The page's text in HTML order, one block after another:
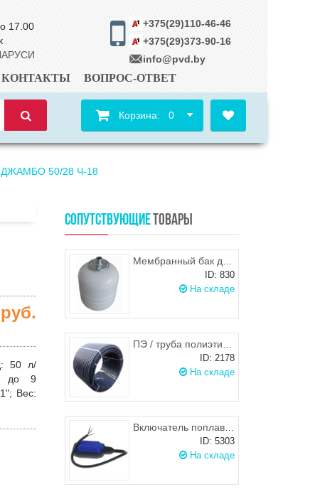
17.00
+375(29)110-46-46
+375(29)373-90-16
info@pvd.by
КОНТАКТЫ ВОПРОС-ОТВЕТ
Корзина: 0
ДЖАМБО 50/28 Ч-18
руб.
50 л/
до 9
1"; Вес:
СОПУТСТВУЮЩИЕТОВАРЫ
Мембранный бак для ГВС и гелиосистем Wester WDV35
ID: 830
На складе
ПЭ / труба полиэтиленовая питьевая SDR17-50x2,4 черная с синей полосой, РБ
ID: 2178
На складе
Включатель поплавковый к погружным насосам Omnigena (0,5 м.п.)
ID: 5303
На складе